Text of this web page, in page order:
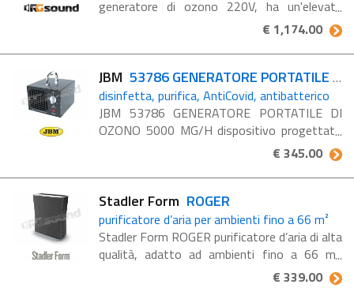
generatore di ozono 220V, ha un'elevata
capacità disinfettante e battericida. Grazie
alle loro capacità disinfettanti, le macchine ad
ozono sono utilizzate ...
€ 1,174.00
JBM 53786 GENERATORE PORTATILE DI OZONO 5000 MG/H
disinfetta, purifica, AntiCovid, antibatterico
JBM 53786 GENERATORE PORTATILE DI
OZONO 5000 MG/H dispositivo progettato
per disinfettare l'aria interna con l'ozono.
Efficace contro il Coronavirus e contro i
batteri. L'ozono ...
€ 345.00
Stadler Form ROGER
purificatore d’aria per ambienti fino a 66 m²
Stadler Form ROGER purificatore d’aria di alta
qualità, adatto ad ambienti fino a 66 m².
Nuova versione! Ha un promemoria per la
€ 339.00